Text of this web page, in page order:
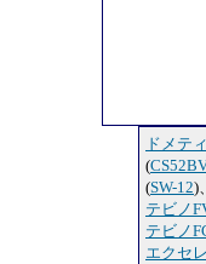
ドメテ
(
(SW-12)
テビノ
テビノ
エクセ